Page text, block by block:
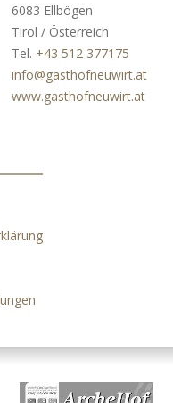
6083 Ellbögen
Tirol / Österreich
Tel. +43 512 377175
info@gasthofneuwirt.at
www.gasthofneuwirt.at